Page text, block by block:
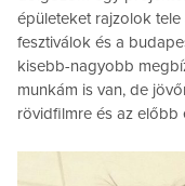
épületeket rajzolok
fesztiválok és a
kisebb-nagyobb
munkám is van, de
rövidfilmre és az előbb